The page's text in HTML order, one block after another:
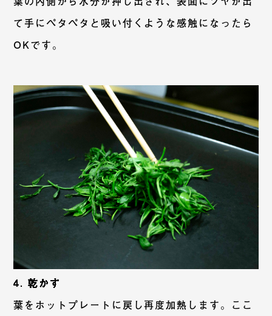
て手にペタペタと吸い付くような感触になったら
OKです。
4. 乾かす
葉をホットプレートに戻し再度加熱します。ここ